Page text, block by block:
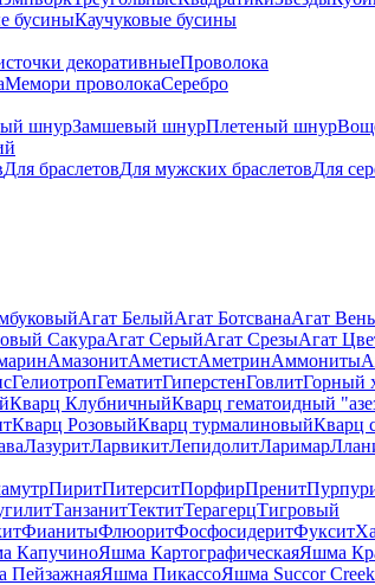
бусиныКаучуковые бусины
декоративныеПроволока
Мемори проволокаСеребро
шнурЗамшевый шнурПлетеный шнур
Для браслетовДля мужских браслетовДля
Агат БелыйАгат БотсванаАгат
СакураАгат СерыйАгат СрезыАгат
АмазонитАметистАметринАммониты
ГелиотропГематитГиперстенГовлитГорный
Кварц КлубничныйКварц гематоидный
Кварц РозовыйКварц турмалиновыйКварц
ЛазуритЛарвикитЛепидолитЛаримар
ПиритПитерситПорфирПренит
ТанзанитТектитТерагерцТигровый
ФианитыФлюоритФосфосидеритФуксит
КапучиноЯшма КартографическаяЯшма
ПейзажнаяЯшма ПикассоЯшма Succor Creek